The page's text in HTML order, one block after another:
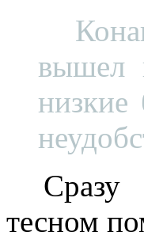
вышел
низкие
Сразу
тесном